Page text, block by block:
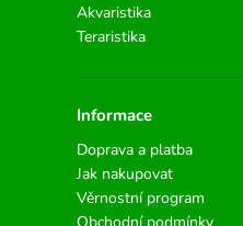
Akvaristika
Teraristika
Informace
Doprava a platba
Jak nakupovat
Věrnostní program